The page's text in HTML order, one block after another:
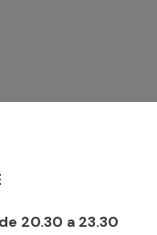
20.30 a 23.30